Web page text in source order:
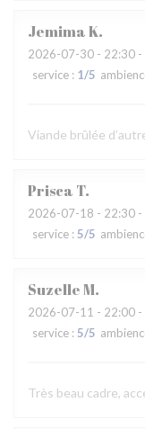
JemimaK
2026-07-30 - 22:30 -
service : 1/5
Viande brûlée
Prisca T
2026-07-18 - 22:30 -
service : 5/5
SuzelleM
2026-07-11 - 22:00 -
service : 5/5
Très beau cadre,